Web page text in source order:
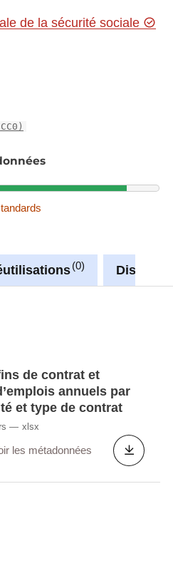
de la sécurité sociale
0
de contrat et
annuels par
et type de contrat
xlsx
les métadonnées